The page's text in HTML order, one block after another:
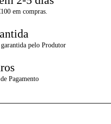
em compras.
pelo Produtor
Pagamento